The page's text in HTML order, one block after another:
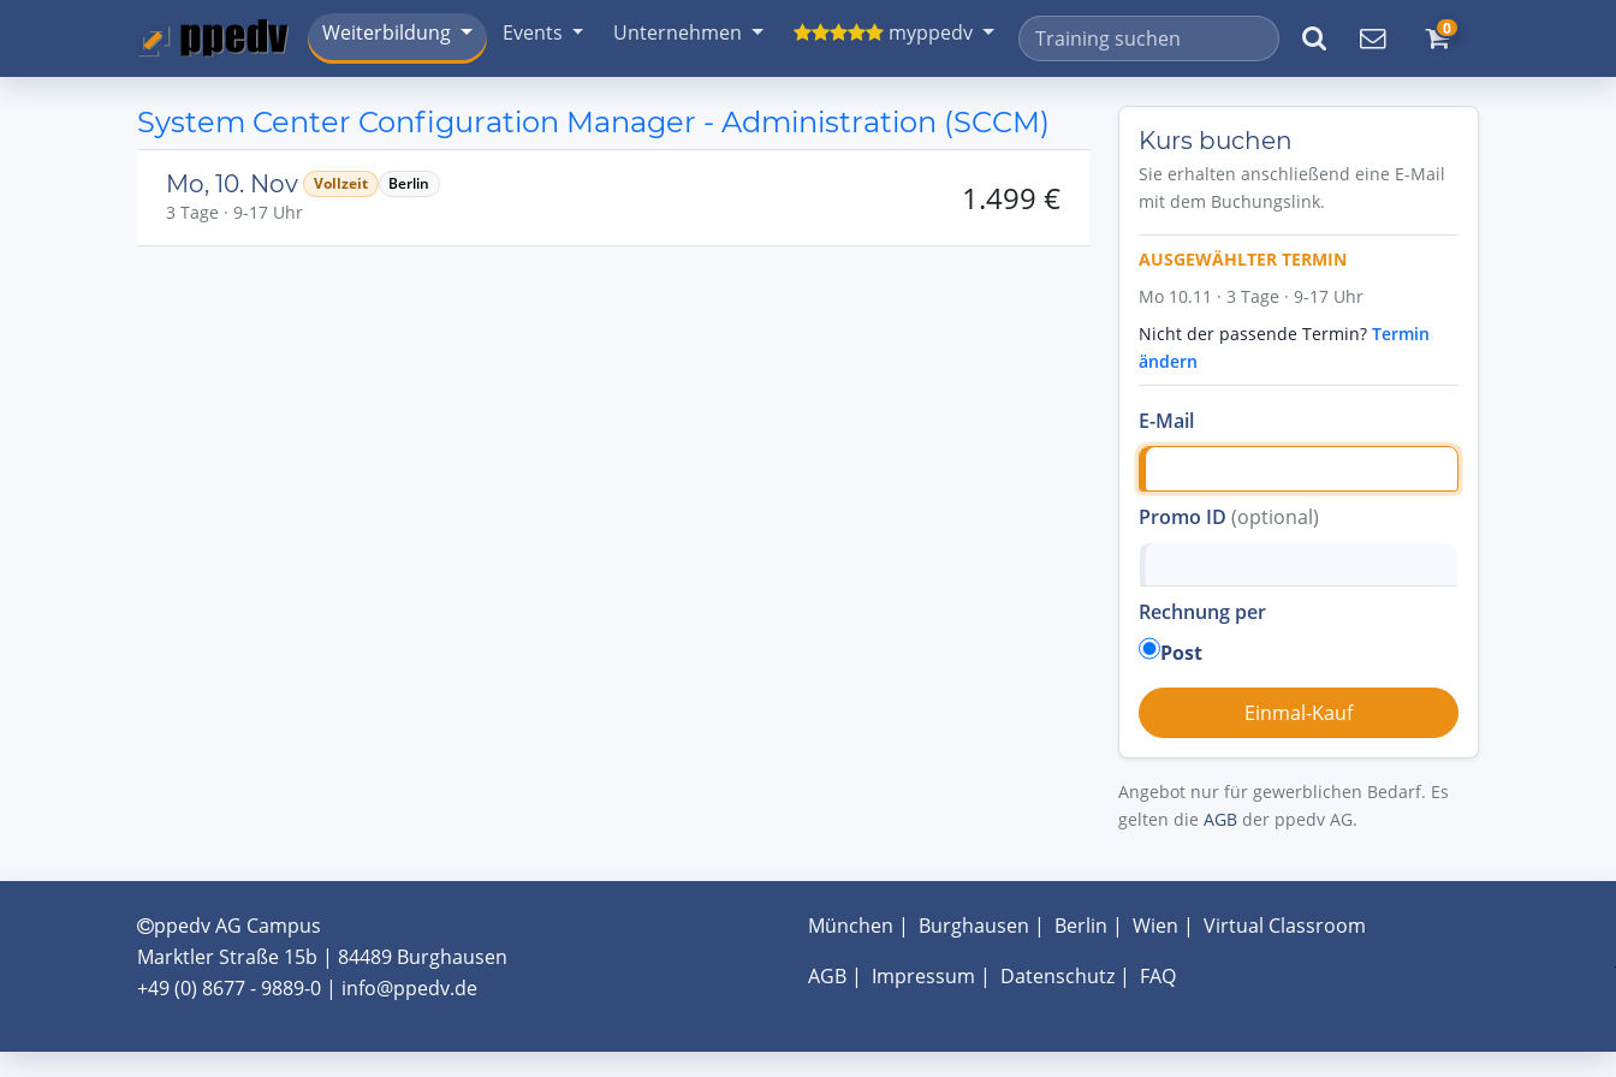
Weiterbildung Events Unternehmen myppedv 0
System Center Configuration Manager - Administration (SCCM)
Mo, 10. Nov Vollzeit Berlin
3 Tage · 9-17 Uhr 1.499 €
Kurs buchen
Sie erhalten anschließend eine E-Mail
mit dem Buchungslink.
AUSGEWÄHLTER TERMIN
Mo 10.11 · 3 Tage · 9-17 Uhr
Nicht der passende Termin? Termin
ändern
E-Mail
Promo ID (optional)
Rechnung per
Post
Angebot nur für gewerblichen Bedarf. Es
gelten die AGB der ppedv AG.
ppedv AG Campus
Marktler Straße 15b | 84489 Burghausen
+49 (0) 8677 - 9889-0 | info@ppedv.de
München | Burghausen | Berlin | Wien | Virtual Classroom
AGB| Impressum | Datenschutz| FAQ